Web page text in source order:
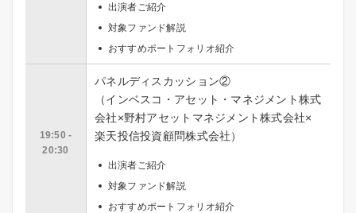
出演者ご紹介
対象ファンド解説
おすすめポートフォリオ紹介
19:50 -
20:30
パネルディスカッション②
（インベスコ・アセット・マネジメント株式
会社×野村アセットマネジメント株式会社×
楽天投信投資顧問株式会社）
出演者ご紹介
対象ファンド解説
おすすめポートフォリオ紹介